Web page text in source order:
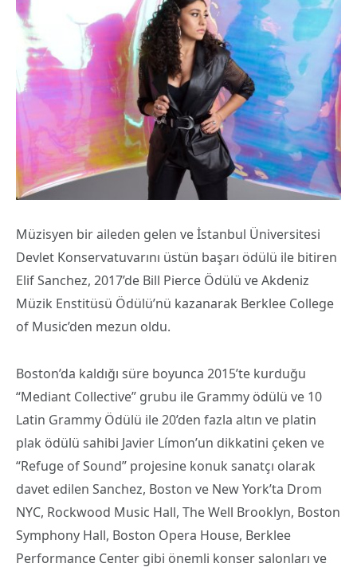
Müzisyen bir aileden gelen ve İstanbul Üniversitesi
Devlet Konservatuvarını üstün başarı ödülü ile bitiren
Elif Sanchez, 2017’de Bill Pierce Ödülü ve Akdeniz
Müzik Enstitüsü Ödülü’nü kazanarak Berklee College
of Music’den mezun oldu.
Boston’da kaldığı süre boyunca 2015’te kurduğu
“Mediant Collective” grubu ile Grammy ödülü ve 10
Latin Grammy Ödülü ile 20’den fazla altın ve platin
plak ödülü sahibi Javier Límon’un dikkatini çeken ve
“Refuge of Sound” projesine konuk sanatçı olarak
davet edilen Sanchez, Boston ve New York’ta Drom
NYC, Rockwood Music Hall, The Well Brooklyn, Boston
Symphony Hall, Boston Opera House, Berklee
Performance Center gibi önemli konser salonları ve